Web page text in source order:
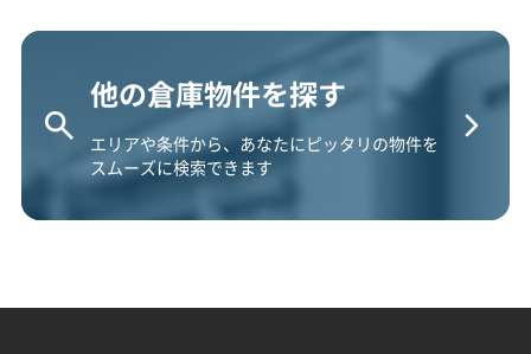
他の倉庫物件を探す
エリアや条件から、あなたにピッタリの物件を
スムーズに検索できます